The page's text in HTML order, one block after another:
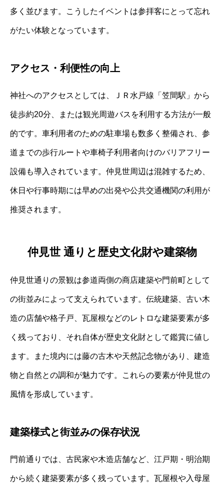
多く並びます。こうしたイベントは参拝客にとって忘れ
がたい体験となっています。
アクセス・利便性の向上
神社へのアクセスとしては、ＪＲ水戸線「笠間駅」から
徒歩約20分、または観光周遊バスを利用する方法が一般
的です。車利用者のための駐車場も数多く整備され、参
道までの歩行ルートや車椅子利用者向けのバリアフリー
設備も導入されています。仲見世周辺は混雑するため、
休日や行事時期には早めの出発や公共交通機関の利用が
推奨されます。
仲見世 通りと歴史文化財や建築物
仲見世通りの景観は参道両側の商店建築や門前町として
の街並みによって支えられています。伝統建築、古い木
造の店舗や格子戸、瓦屋根などのレトロな建築要素が多
く残っており、それ自体が歴史文化財として鑑賞に値し
ます。また境内には藤の古木や天然記念物があり、建造
物と自然との調和が魅力です。これらの要素が仲見世の
風情を形成しています。
建築様式と街並みの保存状況
門前通りでは、古民家や木造店舗など、江戸期・明治期
から続く建築要素が多く残っています。瓦屋根や入母屋